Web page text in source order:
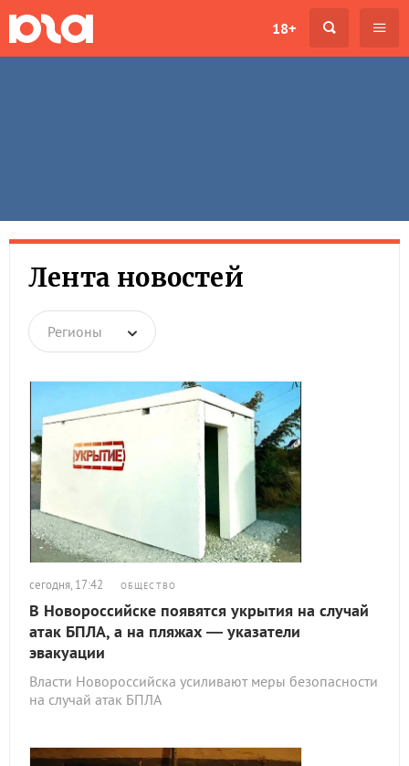
18+
Лента новостей
Регионы
сегодня, 17:42 ОБЩЕСТВО
В Новороссийске появятся укрытия на случай
атак БПЛА, а на пляжах — указатели
эвакуации
Власти Новороссийска усиливают меры безопасности
на случай атак БПЛА